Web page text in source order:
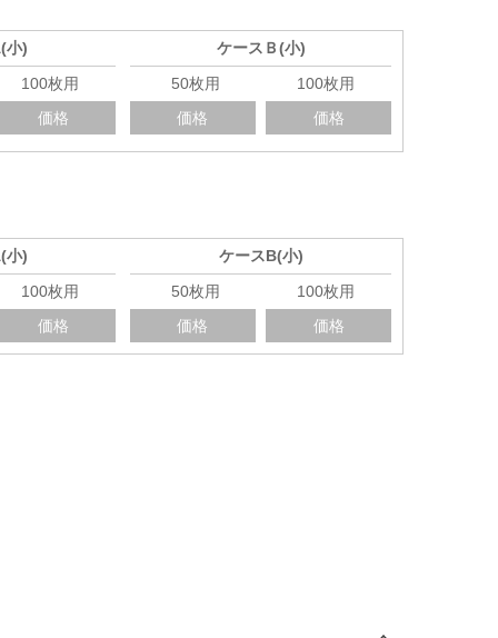
小)
100枚用
価格
ケースＢ(小)
50枚用
100枚用
価格
価格
小)
100枚用
価格
ケースB(小)
50枚用
100枚用
価格
価格